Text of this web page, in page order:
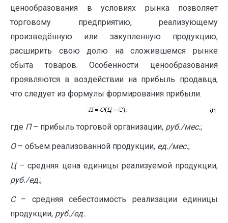
ценообразования в условиях рынка позволяет
торговому предприятию, реализующему
произведённую или закупленную продукцию,
расширить свою долю на сложившемся рынке
сбыта товаров. Особенности ценообразования
проявляются в воздействии на прибыль продавца,
что следует из формулы формирования прибыли.
где П– прибыль торговой организации, руб./мес.;
О– объем реализованной продукции, ед./мес.;
Ц– средняя цена единицы реализуемой продукции,
руб./ед.;
С– средняя себестоимость реализации единицы
продукции, руб./ед..